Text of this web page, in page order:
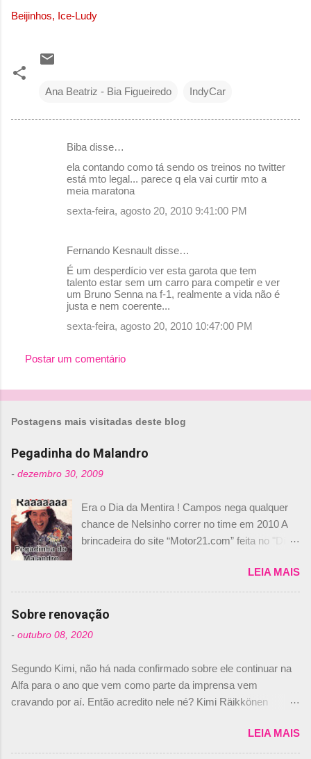
Beijinhos, Ice-Ludy
Ana Beatriz - Bia Figueiredo IndyCar
Biba disse…
ela contando como tá sendo os treinos no twitter
está mto legal... parece q ela vai curtir mto a
meia maratona
sexta-feira, agosto 20, 2010 9:41:00 PM
Fernando Kesnault disse…
É um desperdício ver esta garota que tem
talento estar sem um carro para competir e ver
um Bruno Senna na f-1, realmente a vida não é
justa e nem coerente...
sexta-feira, agosto 20, 2010 10:47:00 PM
Postar um comentário
Postagens mais visitadas deste blog
Pegadinha do Malandro
- dezembro 30, 2009
Era o Dia da Mentira ! Campos nega qualquer
chance de Nelsinho correr no time em 2010 A
brincadeira do site “Motor21.com” feita no "Día
de abril –, afirmando que Nelson Piquet havia
comprado 15% das ações da Campos, dando,
com isso, um lugar no time a Nelsinho Piquet,
foi esclarecida de uma vez por todas por
Daniele Audetto, diretor da escuderia. O
não será o companheiro de Bruno Senna em
2010. "Na verdade, nós recebemos uma oferta
de Piquet", admitiu Audetto. “Mas depois de ter
dois brasileiros”, explicou, dizendo ainda que
LEIA MAIS
Sobre renovação
- outubro 08, 2020
Segundo Kimi, não há nada confirmado sobre ele continuar na
Alfa para o ano que vem como parte da imprensa vem
cravando por aí. Então acredito nele né? Kimi Räikkönen
truth but I’ve never had an option in my contract so that’s
should, pretty much, tell you that it’s not true." #Kimi7 #EifelGP
LEIA MAIS